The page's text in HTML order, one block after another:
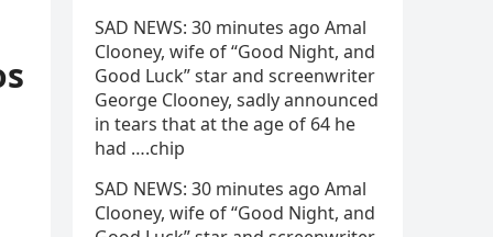
SAD NEWS: 30 minutes ago Amal
Clooney, wife of “Good Night, and
Good Luck” star and screenwriter
George Clooney, sadly announced
in tears that at the age of 64 he
had ….chip
SAD NEWS: 30 minutes ago Amal
Clooney, wife of “Good Night, and